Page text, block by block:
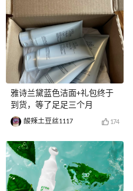
雅诗兰黛蓝色洁面+礼包终于
到货，等了足足三个月
酸辣土豆丝1117 174